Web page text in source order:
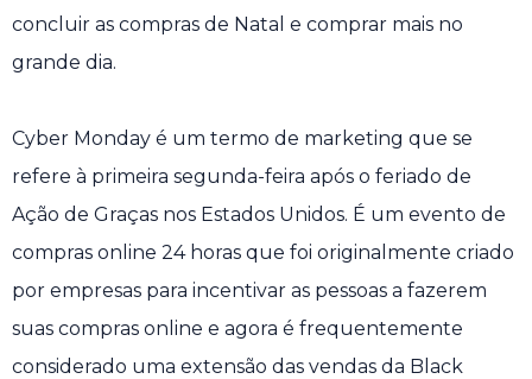
concluir as compras de Natal e comprar mais no
grande dia.
Cyber ​​Monday é um termo de marketing que se
refere à primeira segunda-feira após o feriado de
Ação de Graças nos Estados Unidos. É um evento de
compras online 24 horas que foi originalmente criado
por empresas para incentivar as pessoas a fazerem
suas compras online e agora é frequentemente
considerado uma extensão das vendas da Black